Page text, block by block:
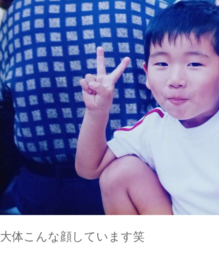
大体こんな顔しています笑